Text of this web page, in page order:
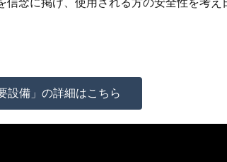
設備」の詳細はこちら